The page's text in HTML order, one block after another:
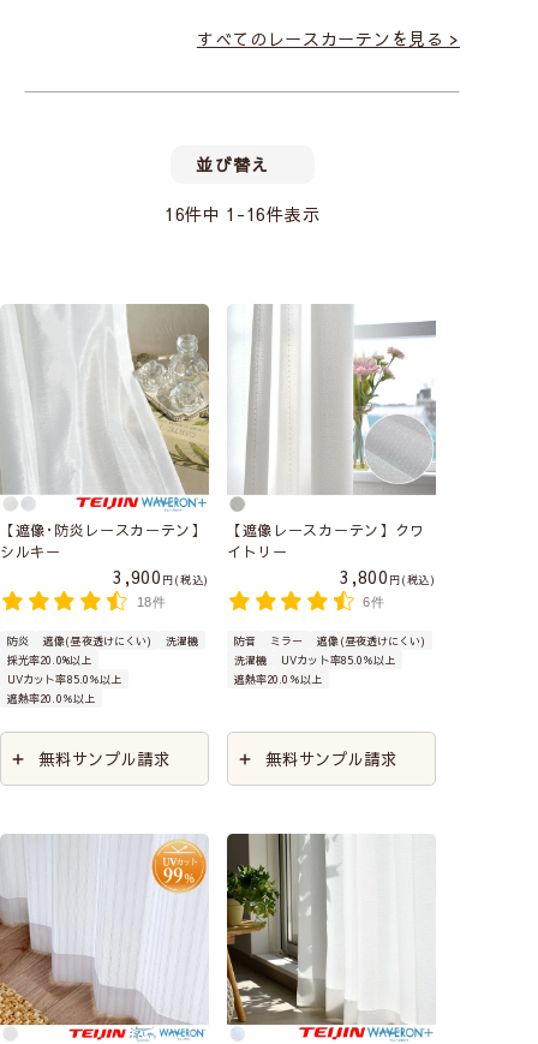
すべてのレースカーテンを見る >
並び替え
16件中 1 -16件表示
【遮像･防炎レースカーテン】
シルキー
3,900
税込
18件
防炎 遮像(昼夜透けにくい)
洗濯機
採光率20.0%以上
UVカット率85.0％以上
遮熱率20.0％以上
無料サンプル請求
【遮像レースカーテン】クワ
イトリー
3,800
税込
6件
防音 ミラー
遮像(昼夜透けにくい)
洗濯機
UVカット率85.0％以上
遮熱率20.0％以上
無料サンプル請求